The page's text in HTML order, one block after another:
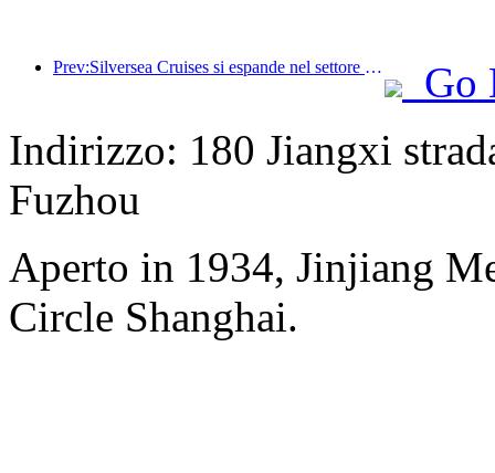
Prev:Silversea Cruises si espande nel settore alberghiero
Go
Indirizzo: 180 Jiangxi
Fuzhou
Aperto in 1934, Jinjiang
Circle Shanghai.